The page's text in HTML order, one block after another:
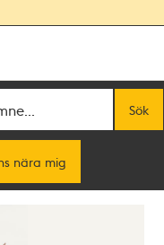
Sök
nära mig